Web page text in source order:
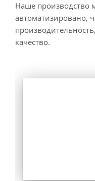
Наше производство
автоматизировано,
качество.